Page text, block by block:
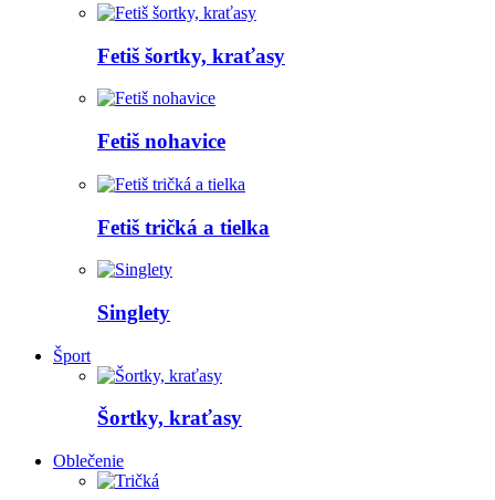
Fetiš šortky, kraťasy
Fetiš nohavice
Fetiš tričká a tielka
Singlety
Šport
Šortky, kraťasy
Oblečenie